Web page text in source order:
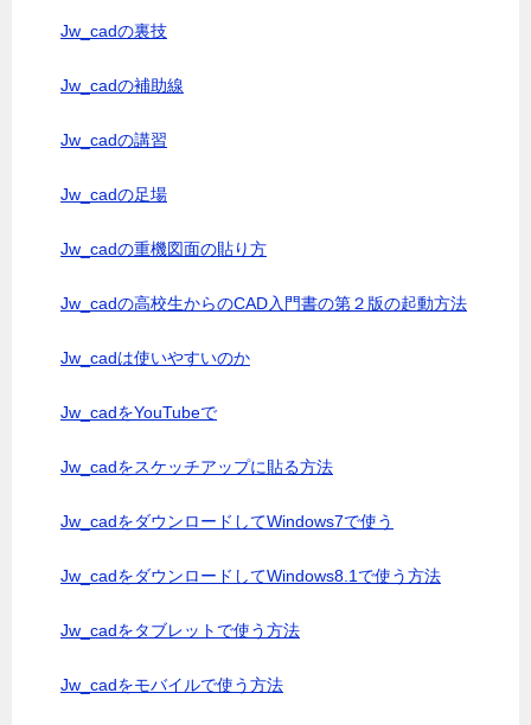
Jw_cadの裏技
Jw_cadの補助線
Jw_cadの講習
Jw_cadの足場
Jw_cadの重機図面の貼り方
Jw_cadの高校生からのCAD入門書の第２版の起動方法
Jw_cadは使いやすいのか
Jw_cadをYouTubeで
Jw_cadをスケッチアップに貼る方法
Jw_cadをダウンロードしてWindows7で使う
Jw_cadをダウンロードしてWindows8.1で使う方法
Jw_cadをタブレットで使う方法
Jw_cadをモバイルで使う方法